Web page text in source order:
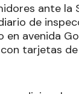
ante la
de
avenida
tarjetas